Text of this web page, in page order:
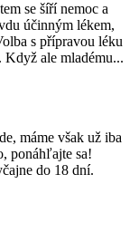
se šíří nemoc a
účinným lékem,
s přípravou léku
Když ale mladému...
máme však už iba
ponáhľajte sa!
do 18 dní.